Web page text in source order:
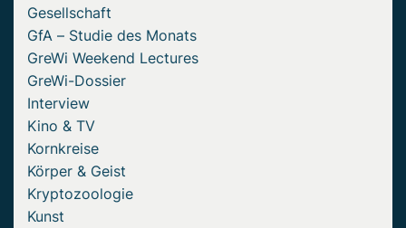
Gesellschaft
GfA – Studie des Monats
GreWi Weekend Lectures
GreWi-Dossier
Interview
Kino & TV
Kornkreise
Körper & Geist
Kryptozoologie
Kunst